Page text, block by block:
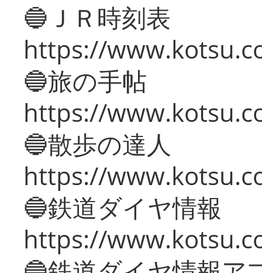
🔵ＪＲ時刻表
https://
🔵旅の手帖
https://
🔵散歩の達人
https://
🔵鉄道ダイヤ情報
https://